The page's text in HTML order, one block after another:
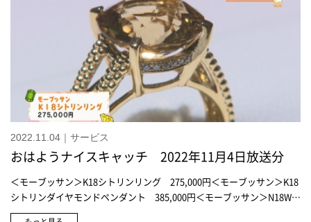
2022.11.04｜サービス
おはようナイスキャッチ 2022年11月4日放送分
＜モーブッサン＞K18シトリンリング 275,000円＜モーブッサン＞K18
シトリンダイヤモンドペンダント 385,000円＜モーブッサン＞N18WG
グリーンアメシストリング 275,000円＜モーブッサン＞K18WGアメシ